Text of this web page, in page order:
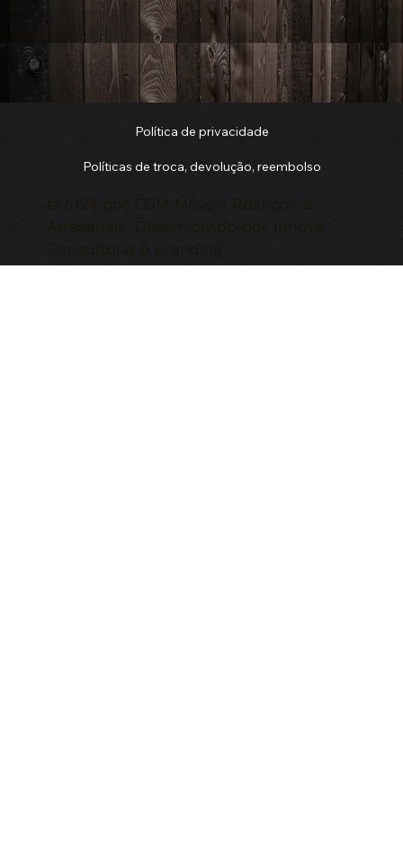
©2024 por EDM Móveis Rústicos &
Artesanais. Desenvolvido por Innove
Consultoria e Branding
Política de privacidade
Políticas de troca, devolução, reembolso